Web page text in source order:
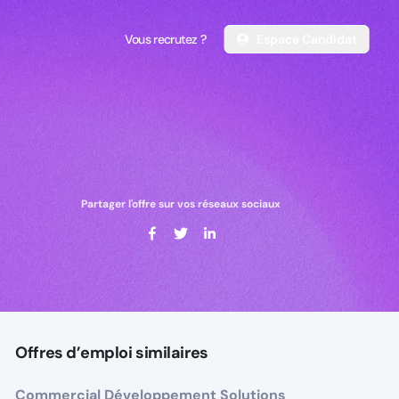
Vous recrutez ?
Vous recrutez ?
Partager l'offre sur vos réseaux sociaux
Offres d’emploi similaires
Commercial Développement Solutions